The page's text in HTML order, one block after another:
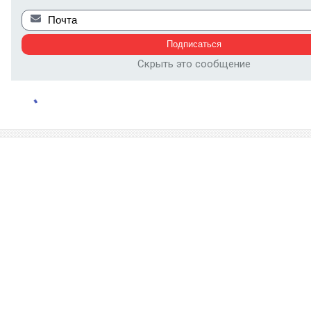
Скрыть это сообщение